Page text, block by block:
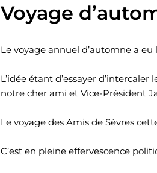
Voyage
Le voyage annuel d’automne a eu
L’idée étant d’essayer
notre cher ami et Vice-Président
Le voyage des Amis de Sèvres
C’est en pleine effervescence